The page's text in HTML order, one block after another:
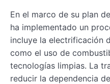
En el marco de su plan
ha implementado un
incluye la electrificación
como el uso de
tecnologías limpias. La
reducir la dependencia